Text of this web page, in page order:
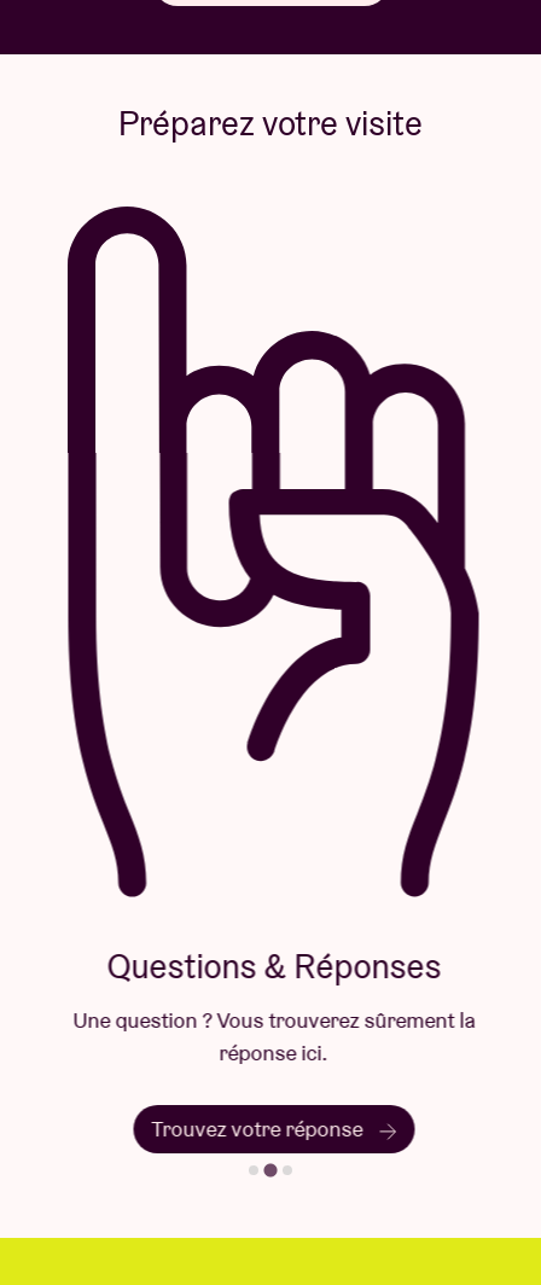
Préparez votre visite
Questions & Réponses
Une question ? Vous trouverez sûrement la
réponse ici.
Trouvez votre réponse